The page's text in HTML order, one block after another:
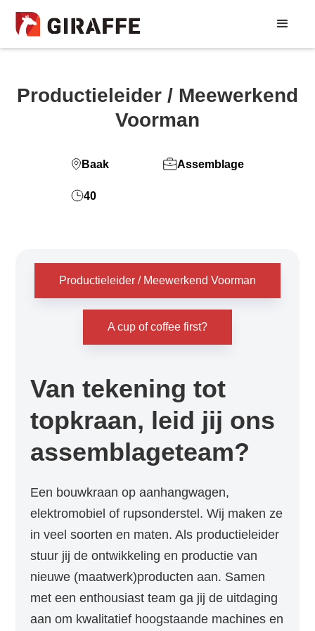
Productieleider / Meewerkend
Voorman
Baak Assemblage
40
Productieleider / Meewerkend Voorman
A cup of coffee first?
Van tekening tot
topkraan, leid jij ons
assemblageteam?
Een bouwkraan op aanhangwagen,
elektromobiel of rupsonderstel. Wij maken ze
in veel soorten en maten. Als productieleider
stuur jij de ontwikkeling en productie van
nieuwe (maatwerk)producten aan. Samen
met een enthousiast team ga jij de uitdaging
aan om kwalitatief hoogstaande machines en